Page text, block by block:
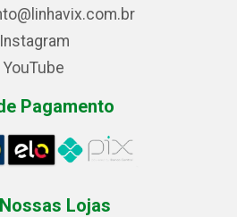
Instagram
YouTube
Pagamento
Nossas Lojas